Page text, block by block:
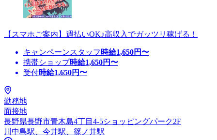
【スマホご案内】週払いOK♪高収入でガッツリ稼げる！
キャンペーンスタッフ 時給1,650円〜
携帯ショップ時給1,650円〜
受付時給1,650円〜
勤務地
面接地
長野県長野市青木島4丁目4-5ショッピングパーク2F
川中島駅、今井駅、篠ノ井駅